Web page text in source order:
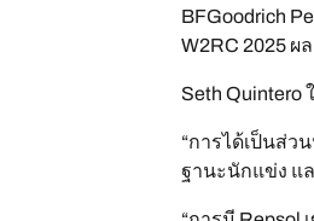
BFGoodrich
W2RC 2025
Seth
“การได้เป็นส่ว
ฐานะนักแข่ง แ